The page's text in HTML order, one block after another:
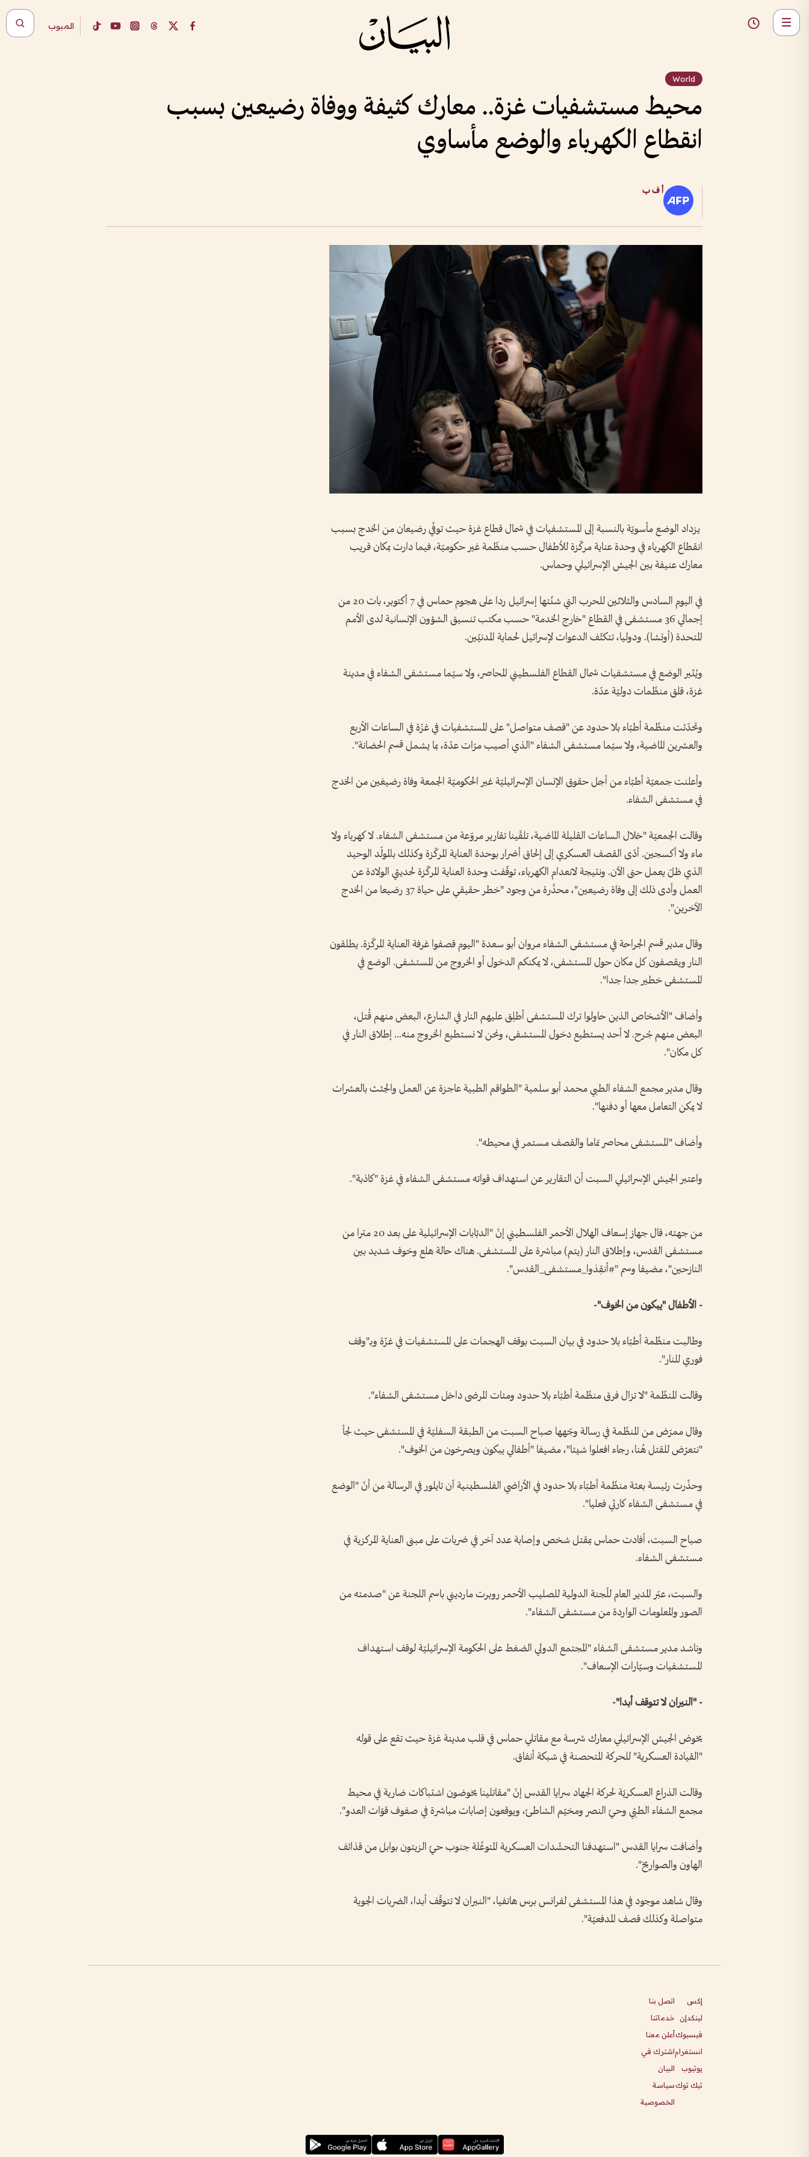
المبوب
World
محيط مستشفيات غزة.. معارك كثيفة ووفاة رضيعين بسبب
انقطاع الكهرباء والوضع مأساوي
أ ف ب
يزداد الوضع مأسويّة بالنسبة إلى المستشفيات في شمال قطاع غزة حيث توفّي رضيعان من الخدج بسبب
انقطاع الكهرباء في وحدة عناية مركّزة للأطفال حسب منظّمة غير حكوميّة، فيما دارت بمكان قريب
معارك عنيفة بين الجيش الإسرائيلي وحماس.
في اليوم السادس والثلاثين للحرب التي شنّتها إسرائيل ردا على هجوم حماس في 7 أكتوبر، بات 20 من
إجمالي 36 مستشفى في القطاع "خارج الخدمة" حسب مكتب تنسيق الشؤون الإنسانية لدى الأمم
المتحدة (أوتشا). ودوليا، تتكثّف الدعوات لإسرائيل لحماية المدنيّين.
ويُثير الوضع في مستشفيات شمال القطاع الفلسطيني المحاصر، ولا سيّما مستشفى الشفاء في مدينة
غزة، قلق منظّمات دوليّة عدّة.
وتحدّثت منظّمة أطبّاء بلا حدود عن "قصف متواصل" على المستشفيات في غزّة في الساعات الأربع
والعشرين الماضية، ولا سيّما مستشفى الشفاء "الذي أصيب مرّات عدّة، بما يشمل قسم الحضانة".
وأعلنت جمعيّة أطبّاء من أجل حقوق الإنسان الإسرائيليّة غير الحكوميّة الجمعة وفاة رضيعَين من الخدج
في مستشفى الشفاء.
وقالت الجمعيّة "خلال الساعات القليلة الماضية، تلقّينا تقارير مروّعة من مستشفى الشفاء. لا كهرباء ولا
ماء ولا أكسجين. أدّى القصف العسكري إلى إلحاق أضرار بوحدة العناية المركّزة وكذلك بالمولّد الوحيد
الذي ظلّ يعمل حتى الآن. ونتيجة لانعدام الكهرباء، توقّفت وحدة العناية المركّزة لحديثي الولادة عن
العمل وأدى ذلك إلى وفاة رضيعين"، محذّرة من وجود "خطر حقيقي على حياة 37 رضيعا من الخدج
الآخرين".
وقال مدير قسم الجراحة في مستشفى الشفاء مروان أبو سعدة "اليوم قصفوا غرفة العناية المركّزة. يطلقون
النار ويقصفون كل مكان حول المستشفى، لا يمكنكم الدخول أو الخروج من المستشفى. الوضع في
المستشفى خطير جدا جدا".
وأضاف "الأشخاص الذين حاولوا ترك المستشفى أطلِق عليهم النار في الشارع، البعض منهم قُتل،
البعض منهم جُرح. لا أحد يستطيع دخول المستشفى، ونحن لا نستطيع الخروج منه... إطلاق النار في
كل مكان".
وقال مدير مجمع الشفاء الطبي محمد أبو سلمية "الطواقم الطبية عاجزة عن العمل والجثث بالعشرات
لا يمكن التعامل معها أو دفنها".
وأضاف "المستشفى محاصر تماما والقصف مستمر في محيطه".
واعتبر الجيش الإسرائيلي السبت أن التقارير عن استهداف قواته مستشفى الشفاء في غزة "كاذبة".
من جهته، قال جهاز إسعاف الهلال الأحمر الفلسطيني إنّ "الدبّابات الإسرائيلية على بعد 20 مترا من
مستشفى القدس، وإطلاق النار (يتم) مباشرة على المستشفى. هناك حالة هلع وخوف شديد بين
النازحين"، مضيفا وسم "#أنقِذوا_مستشفى_القدس".
- الأطفال "يبكون من الخوف"-
وطالبت منظّمة أطبّاء بلا حدود في بيان السبت بوقف الهجمات على المستشفيات في غزّة وبـ"وقف
فوري للنار".
وقالت المنظّمة "لا تزال فرق منظّمة أطبّاء بلا حدود ومئات المرضى داخل مستشفى الشفاء".
وقال ممرّض من المنظّمة في رسالة وجّهها صباح السبت من الطبقة السفليّة في المستشفى حيث لجأ
"نتعرّض للقتل هُنا، رجاء افعلوا شيئا"، مضيفا "أطفالي يبكون ويصرخون من الخوف".
وحذّرت رئيسة بعثة منظّمة أطبّاء بلا حدود في الأراضي الفلسطينية آن تايلور في الرسالة من أنّ "الوضع
في مستشفى الشفاء كارثي فعليا".
صباح السبت، أفادت حماس بمقتل شخص وإصابة عدد آخر في ضربات على مبنى العناية المركزية في
مستشفى الشفاء.
والسبت، عبّر المدير العام للّجنة الدولية للصليب الأحمر روبرت مارديني باسم اللجنة عن "صدمته من
الصور والمعلومات الواردة من مستشفى الشفاء".
وناشد مدير مستشفى الشفاء "المجتمع الدولي الضغط على الحكومة الإسرائيليّة لوقف استهداف
المستشفيات وسيّارات الإسعاف".
- "النيران لا تتوقف أبدا"-
يخوض الجيش الإسرائيلي معارك شرسة مع مقاتلي حماس في قلب مدينة غزة حيث تقع على قوله
"القيادة العسكرية" للحركة المتحصنة في شبكة أنفاق.
وقالت الذراع العسكريّة لحركة الجهاد سرايا القدس إنّ "مقاتلينا يخوضون اشتباكات ضارية في محيط
مجمع الشفاء الطبّي وحيّ النصر ومخيّم الشاطئ، ويوقعون إصابات مباشرة في صفوف قوّات العدو".
وأضافت سرايا القدس "استهدفنا التحشّدات العسكرية المتوغّلة جنوب حيّ الزيتون بوابل من قذائف
الهاون والصواريخ".
وقال شاهد موجود في هذا المستشفى لفرانس برس هاتفيا، "النيران لا تتوقّف أبدا، الضربات الجوية
متواصلة وكذلك قصف المدفعيّة".
إكس
لينكدإن
فيسبوك
انستغرام
يوتيوب
تيك توك
اتصل بنا
خدماتنا
أعلن معنا
اشترك في
البيان
سياسة
الخصوصية